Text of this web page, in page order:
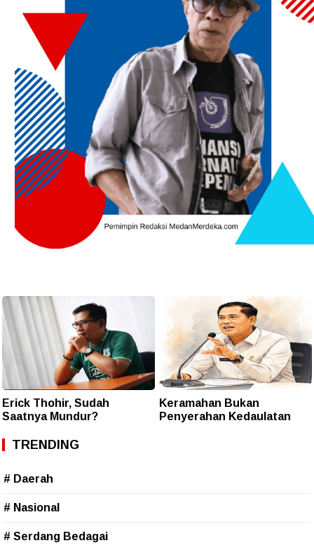
Erick Thohir, Sudah
Saatnya Mundur?
Keramahan Bukan
Penyerahan Kedaulatan
TRENDING
# Daerah
# Nasional
# Serdang Bedagai